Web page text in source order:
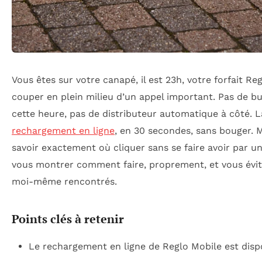
Vous êtes sur votre canapé, il est 23h, votre forfait
couper en plein milieu d’un appel important. Pas de
cette heure, pas de distributeur automatique à côté.
rechargement en ligne, en 30 secondes, sans bouger.
savoir exactement où cliquer sans se faire avoir par
vous montrer comment faire, proprement, et vous
moi-même rencontrés.
Points clés à retenir
Le rechargement en ligne de Reglo Mobile est